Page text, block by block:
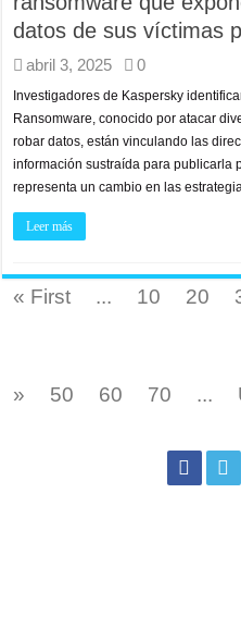
datos de sus víctimas
abril 3, 2025 0
Investigadores de Kaspersky
Ransomware, conocido por atacar
robar datos, están vinculando las
información sustraída para publicarla
representa un cambio en las
Leer más
« First ... 10 20
»
50 60 70 ...